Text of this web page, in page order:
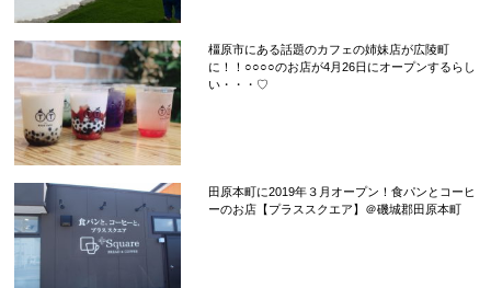
橿原市にある話題のカフェの姉妹店が広陵町
に！！○○○○のお店が4月26日にオープンするらし
い・・・♡
田原本町に2019年３月オープン！食パンとコーヒ
ーのお店【プラススクエア】＠磯城郡田原本町